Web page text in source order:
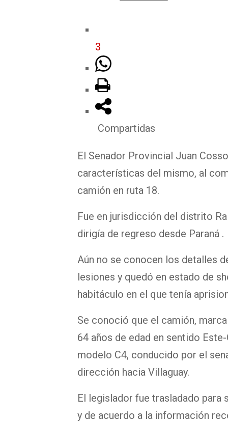
3
Compartidas
El Senador Provincial Juan
características del mismo, al
camión en ruta 18.
Fue en jurisdicción del distrito
dirigía de regreso desde Paraná .
Aún no se conocen los detalles
lesiones y quedó en estado de
habitáculo en el que tenía
Se conoció que el camión,
64 años de edad en sentido
modelo C4, conducido por el
dirección hacia Villaguay.
El legislador fue trasladado para
y de acuerdo a la información